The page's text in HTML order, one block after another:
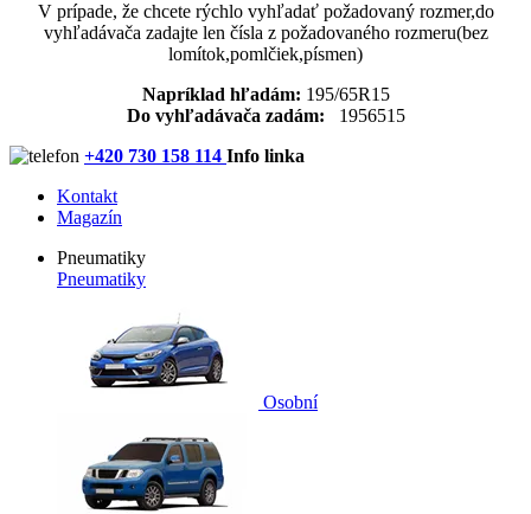
V prípade, že chcete rýchlo vyhľadať požadovaný rozmer,do
vyhľadávača zadajte len čísla z požadovaného rozmeru(bez
lomítok,pomlčiek,písmen)
Napríklad hľadám: 195/65R15
Do vyhľadávača zadám: 1956515
+420 730 158 114 Info linka
Kontakt
Magazín
Pneumatiky
Pneumatiky
Osobní